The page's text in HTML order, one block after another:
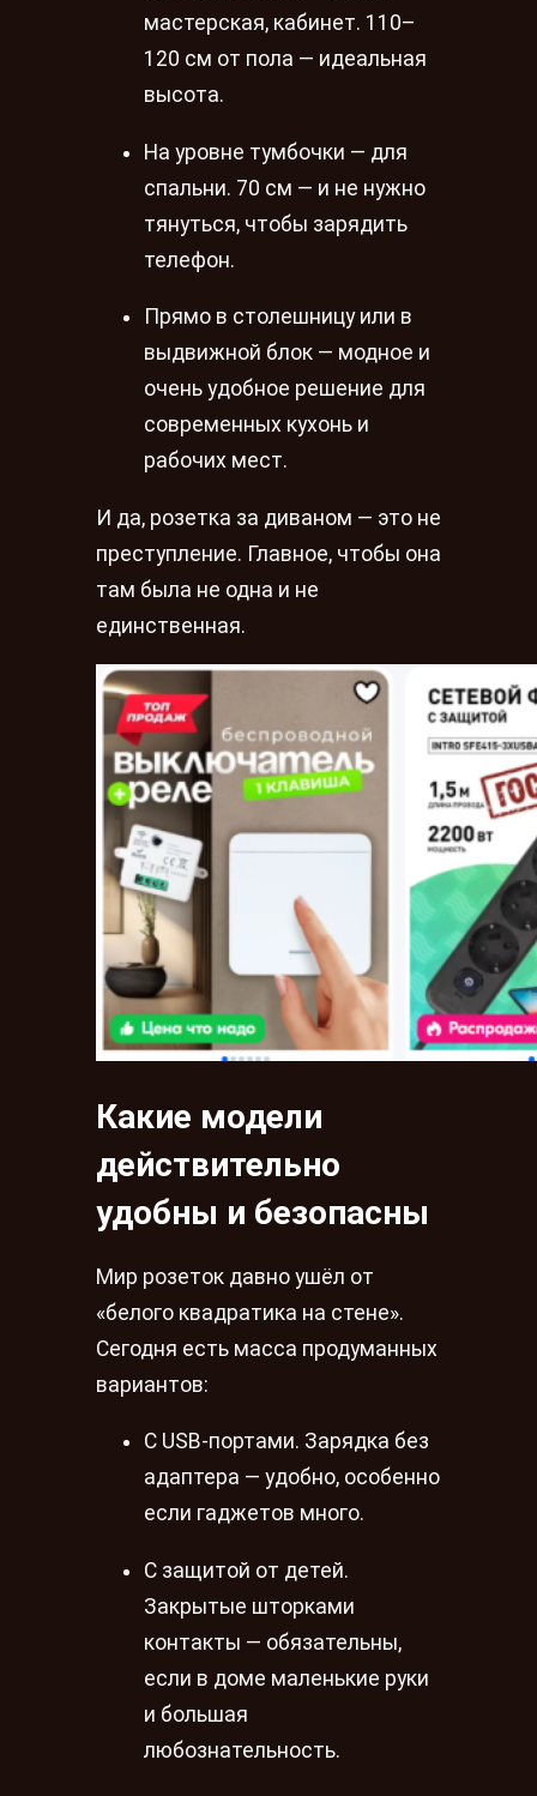
мастерская, кабинет. 110–
120 см от пола — идеальная
высота.
На уровне тумбочки — для
спальни. 70 см — и не нужно
тянуться, чтобы зарядить
телефон.
Прямо в столешницу или в
выдвижной блок — модное и
очень удобное решение для
современных кухонь и
рабочих мест.
И да, розетка за диваном — это не
преступление. Главное, чтобы она
там была не одна и не
единственная.
Какие модели
действительно
удобны и безопасны
Мир розеток давно ушёл от
«белого квадратика на стене».
Сегодня есть масса продуманных
вариантов:
С USB-портами. Зарядка без
адаптера — удобно, особенно
если гаджетов много.
С защитой от детей.
Закрытые шторками
контакты — обязательны,
если в доме маленькие руки
и большая
любознательность.